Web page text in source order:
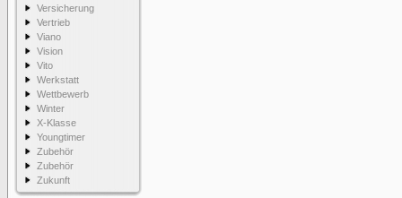
Versicherung
Vertrieb
Viano
Vision
Vito
Werkstatt
Wettbewerb
Winter
X-Klasse
Youngtimer
Zubehör
Zubehör
Zukunft